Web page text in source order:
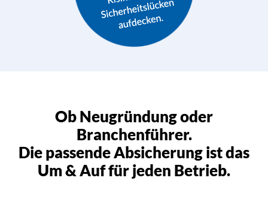
Ob Neugründung oder
Branchenführer.
Die passende Absicherung ist das
Um & Auf für jeden Betrieb.